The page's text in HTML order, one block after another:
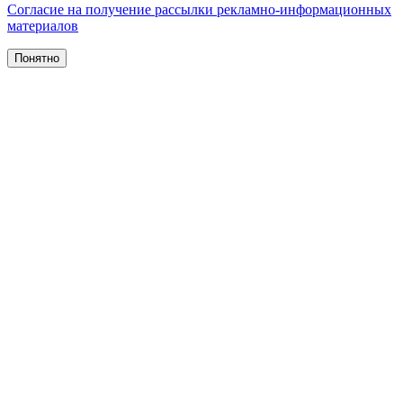
Согласие на получение рассылки рекламно-информационных
материалов
Понятно